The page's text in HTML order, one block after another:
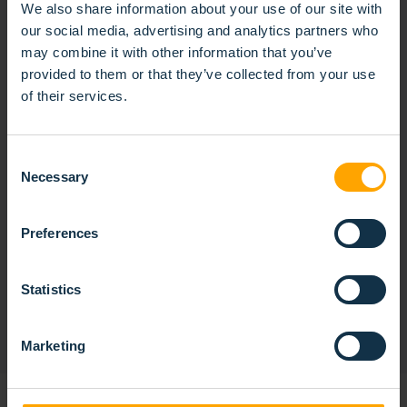
We also share information about your use of our site with
our social media, advertising and analytics partners who
may combine it with other information that you’ve
provided to them or that they’ve collected from your use
of their services.
Selection
Necessary
Preferences
Statistics
Marketing